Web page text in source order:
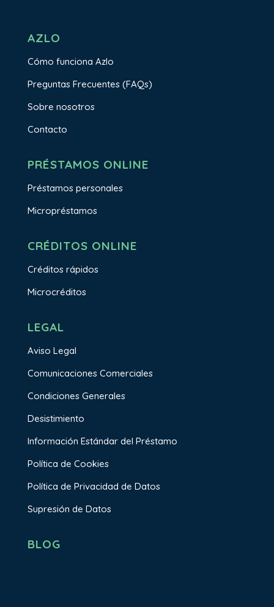
AZLO
Cómo funciona Azlo
Preguntas Frecuentes (FAQs)
Sobre nosotros
Contacto
PRÉSTAMOS ONLINE
Préstamos personales
Micropréstamos
CRÉDITOS ONLINE
Créditos rápidos
Microcréditos
LEGAL
Aviso Legal
Comunicaciones Comerciales
Condiciones Generales
Desistimiento
Información Estándar del Préstamo
Política de Cookies
Política de Privacidad de Datos
Supresión de Datos
BLOG